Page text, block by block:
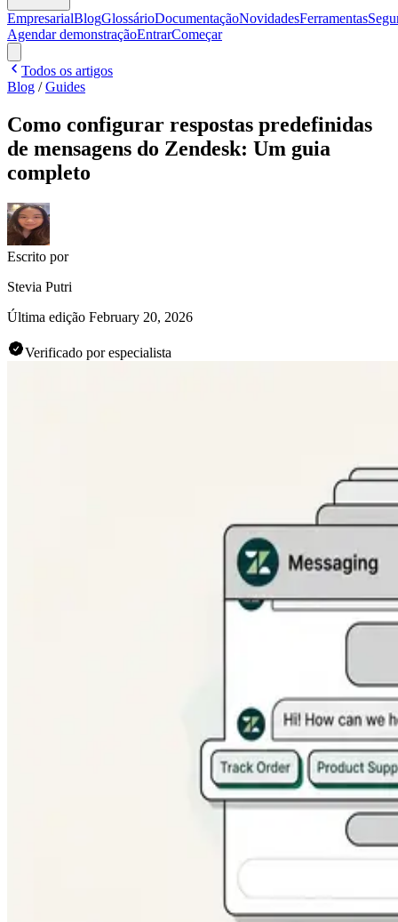
EmpresarialBlogGlossárioDocumentaçãoNovidadesFerramentas
Agendar demonstraçãoEntrarComeçar
Todos os artigos
Blog /Guides
Como configurar respostas predefinidas
de mensagens do Zendesk: Um guia
completo
Escrito por
Stevia Putri
Última edição February 20, 2026
Verificado por especialista